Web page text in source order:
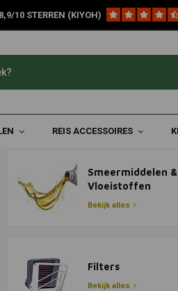
10 STERREN (KIYOH)
REIS ACCESSOIRES
Smeermiddelen &
Vloeistoffen
Bekijk alles
Filters
Bekijk alles